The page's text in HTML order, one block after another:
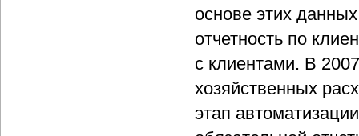
основе этих
отчетность по
с клиентами. В
хозяйственных
этап